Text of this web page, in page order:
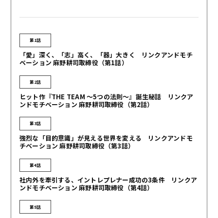
第1話
「愛」深く、「志」高く、「器」大きく リンクアンドモチ
ベーション 麻野耕司取締役（第1話）
第2話
ヒット作『THE TEAM 〜5つの法則〜』誕生秘話 リンクア
ンドモチベーション 麻野耕司取締役（第2話）
第3話
強烈な「目的意識」が見える世界を変える リンクアンドモ
チベーション 麻野耕司取締役（第3話）
第4話
社内外を牽引する、イントレプレナー成功の3条件 リンクア
ンドモチベーション 麻野耕司取締役（第4話）
第5話